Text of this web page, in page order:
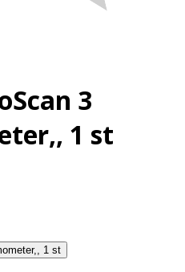
3
1 st
1 st